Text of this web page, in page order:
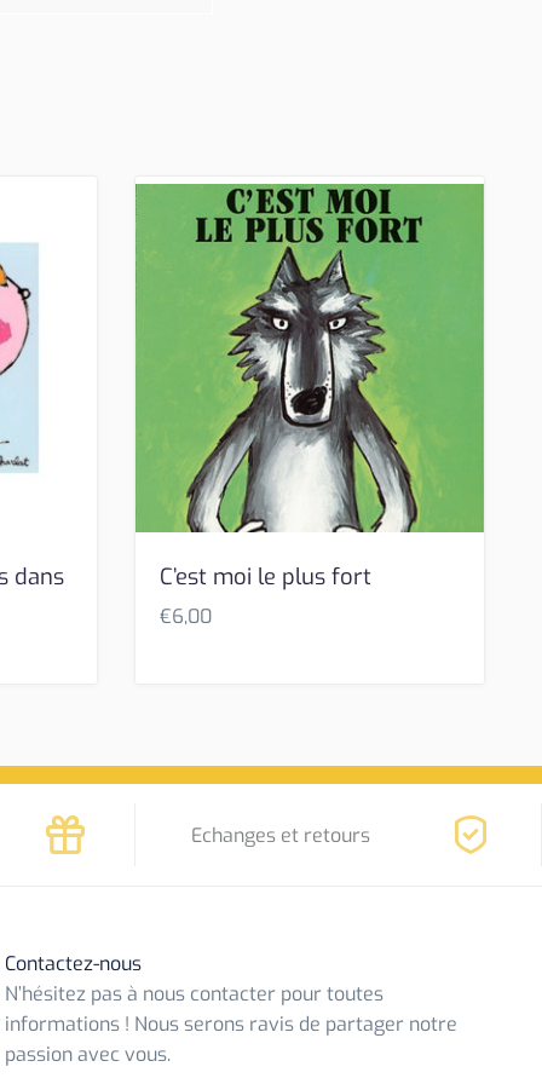
dans C’est moi le plus fort
€6,00
Echanges et retours
Contactez-nous
N’hésitez pas à nous contacter pour toutes
informations ! Nous serons ravis de partager notre
passion avec vous.